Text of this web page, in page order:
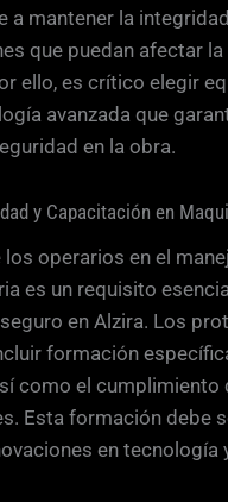
a mantener la
que puedan afectar
ello, es crítico elegir
avanzada que
en la obra.
y Capacitación en
operarios en el
es un requisito
en Alzira. Los
formación
como el cumplimiento
Esta formación debe
en tecnología